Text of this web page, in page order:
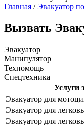
Главная /Эвакуатор
Вызвать
Эвакуатор
Манипулятор
Техпомощь
Спецтехника
Услуги
Эвакуатор для
Эвакуатор для
Эвакуатор для